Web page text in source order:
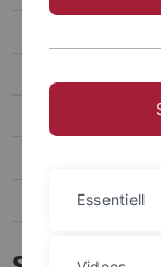
Anerkennung
Studieren und
Essentiell